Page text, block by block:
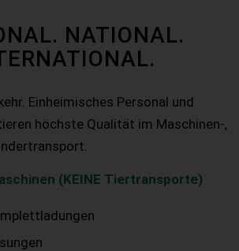
NATIONAL.
Einheimisches Personal und
höchste Qualität im Maschinen-,
(KEINE Tiertransporte)